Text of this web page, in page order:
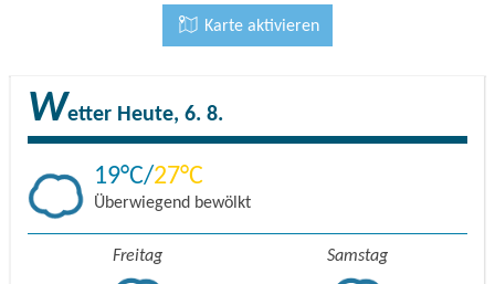
Karte aktivieren
Wetter Heute, 6. 8.
19 27
Überwiegend bewölkt
Freitag Samstag